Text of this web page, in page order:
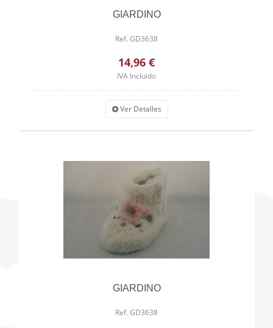
GIARDINO
Ref. GD3638
14,96 €
IVA Incluido
Ver Detalles
GIARDINO
Ref. GD3638